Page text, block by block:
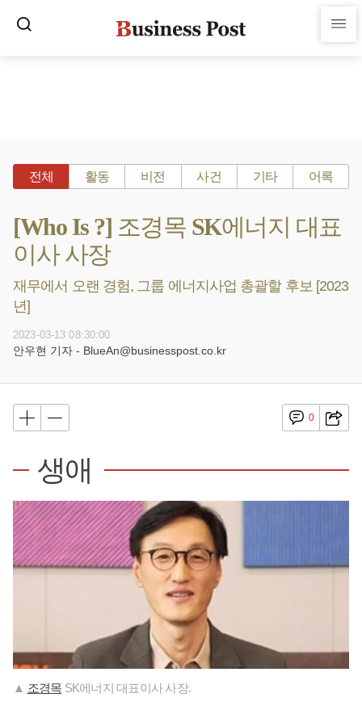
전체 활동 비전 사건 기타 어록
[Who Is ?] 조경목 SK에너지 대표
이사 사장
재무에서 오랜 경험, 그룹 에너지사업 총괄할 후보 [2023
년]
2023-03-13 08:30:00
안우현 기자 - BlueAn@businesspost.co.kr
0
생애
▲ 조경목 SK에너지 대표이사 사장.